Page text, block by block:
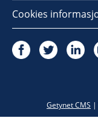
Cookies
Getynet CMS |